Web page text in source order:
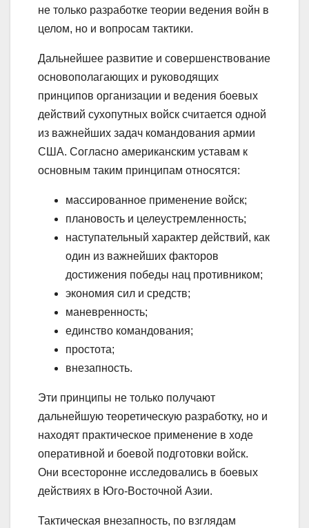
не только разработке теории ведения войн в
целом, но и вопросам тактики.
Дальнейшее развитие и совершенствование
основополагающих и руководящих
принципов организации и ведения боевых
действий сухопутных войск считается одной
из важнейших задач командования армии
США. Согласно американским уставам к
основным таким принципам относятся:
массированное применение войск;
плановость и целеустремленность;
наступательный характер действий, как
один из важнейших факторов
достижения победы нац противником;
экономия сил и средств;
маневренность;
единство командования;
простота;
внезапность.
Эти принципы не только получают
дальнейшую теоретическую разработку, но и
находят практическое применение в ходе
оперативной и боевой подготовки войск.
Они всесторонне исследовались в боевых
действиях в Юго-Восточной Азии.
Тактическая внезапность, по взглядам